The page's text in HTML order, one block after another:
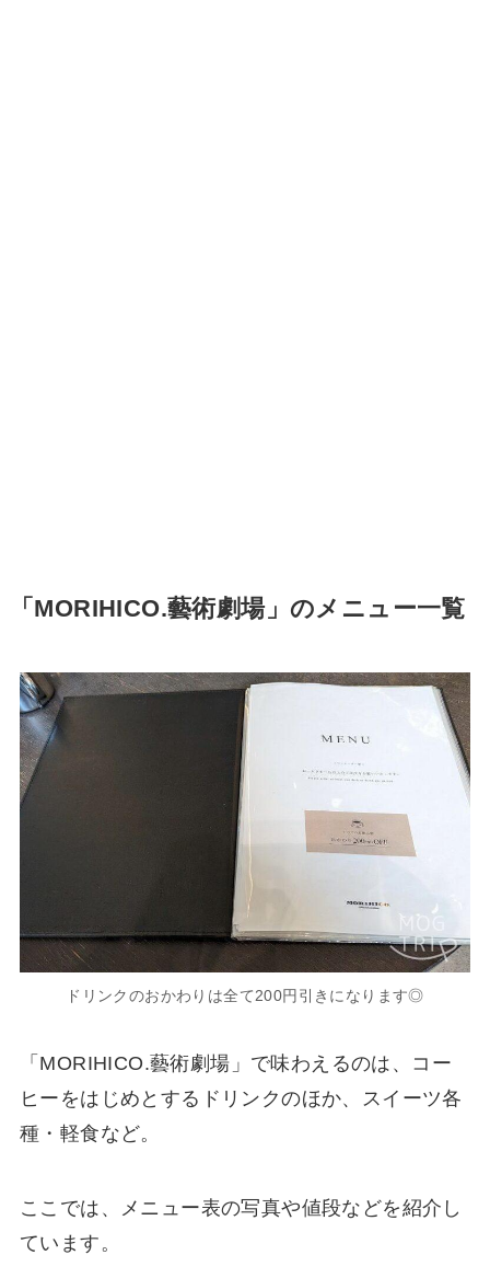
「MORIHICO.藝術劇場」のメニュー一覧
ドリンクのおかわりは全て200円引きになります◎
「MORIHICO.藝術劇場」で味わえるのは、コー
ヒーをはじめとするドリンクのほか、スイーツ各
種・軽食など。
ここでは、メニュー表の写真や値段などを紹介し
ています。